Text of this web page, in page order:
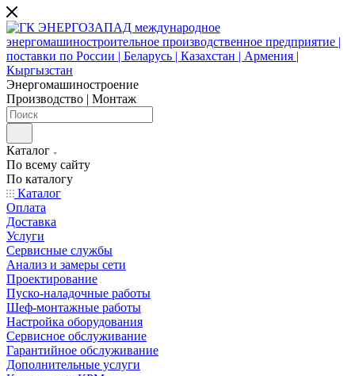
Энергомашиностроение
Производство | Монтаж
Каталог
По всему сайту
По каталогу
Каталог
Оплата
Доставка
Услуги
Сервисные службы
Анализ и замеры сети
Проектирование
Пуско-наладочные работы
Шеф-монтажные работы
Настройка оборудования
Сервисное обслуживание
Гарантийное обслуживание
Дополнительные услуги